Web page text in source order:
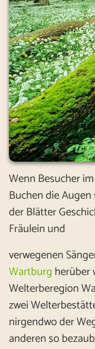
Wenn Besucher
Buchen die
der Blätter
Fräulein und
verwegenen
Wartburg herüber
Welterberegion
zwei
nirgendwo der
anderen so